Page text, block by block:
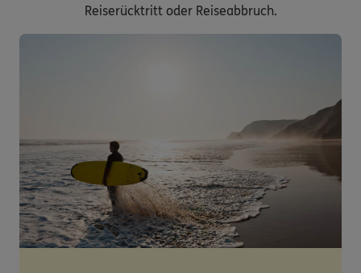
Reiserücktritt oder Reiseabbruch.